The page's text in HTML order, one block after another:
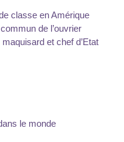
classe en Amérique
de l’ouvrier
et chef d’Etat
le monde